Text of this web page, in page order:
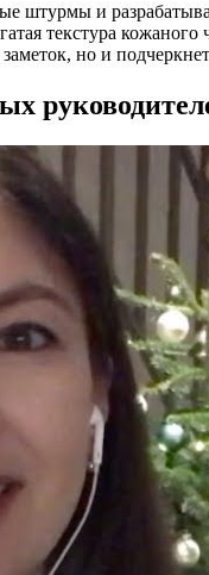
штурмы и
текстура
но и